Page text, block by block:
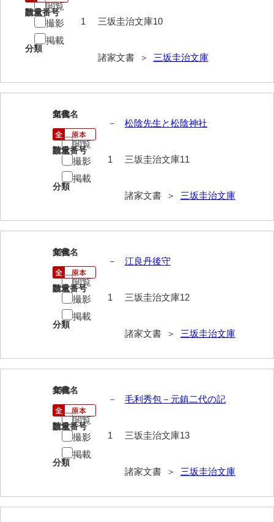
片山家文書（阿東町）
片山家文書（下関市豊浦）
勝間田家文書
桂家文書（防府市）
桂家文書（宇部市1）
桂家文書（宇部市2）
桂家文書（下関市長府）
金津家文書
金谷家文書
金子家文書
兼重家文書
上矢田井手文書
嘉村家文書
亀田家文書
賀屋家文書
請求番号
三坂圭治文庫10
分類
諸家文書 ＞ 三坂圭治文庫
数量
1
閲覧
撮影
掲載
11
文書名
松陰先生と松陰神社
請求番号
三坂圭治文庫11
分類
諸家文書 ＞ 三坂圭治文庫
年代
－
数量
1
閲覧
撮影
掲載
12
文書名
江良丹後守
請求番号
三坂圭治文庫12
分類
諸家文書 ＞ 三坂圭治文庫
年代
－
数量
1
閲覧
撮影
掲載
13
文書名
毛利秀包－元鎮二代の記
請求番号
三坂圭治文庫13
分類
諸家文書 ＞ 三坂圭治文庫
年代
－
数量
1
閲覧
撮影
掲載